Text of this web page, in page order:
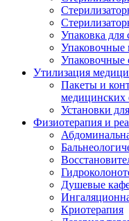
Упаковка для
Упаковочные
Утилизация
Пакеты и
медицинских
Установки
Физиотерапия и
Душевые
Криотерапия